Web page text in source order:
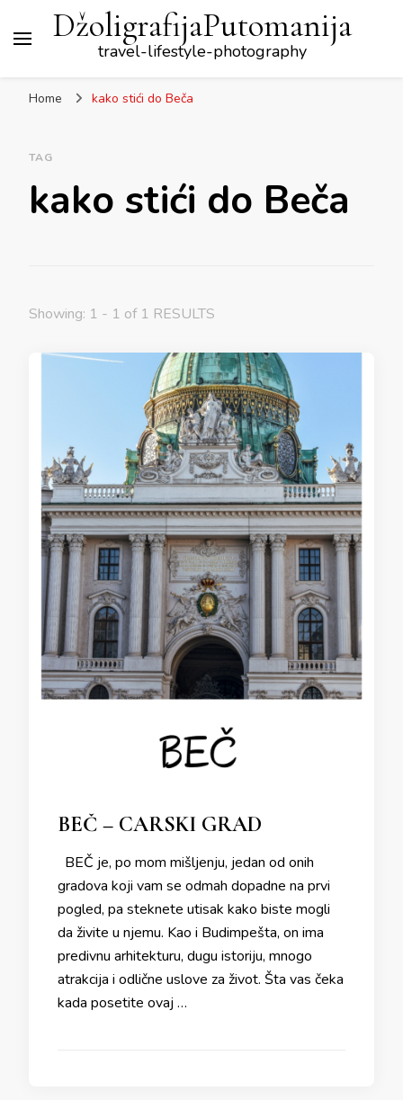
DžoligrafijaPutomanija
travel-lifestyle-photography
Home kako stići do Beča
TAG
kako stići do Beča
Showing: 1 - 1 of 1 RESULTS
BEČ – CARSKI GRAD
BEČ je, po mom mišljenju, jedan od onih
gradova koji vam se odmah dopadne na prvi
pogled, pa steknete utisak kako biste mogli
da živite u njemu. Kao i Budimpešta, on ima
predivnu arhitekturu, dugu istoriju, mnogo
atrakcija i odlične uslove za život. Šta vas čeka
kada posetite ovaj …